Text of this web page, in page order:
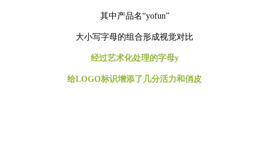
其中产品名“yofun”
大小写字母的组合形成视觉对比
经过艺术化处理的字母y
给LOGO标识增添了几分活力和俏皮